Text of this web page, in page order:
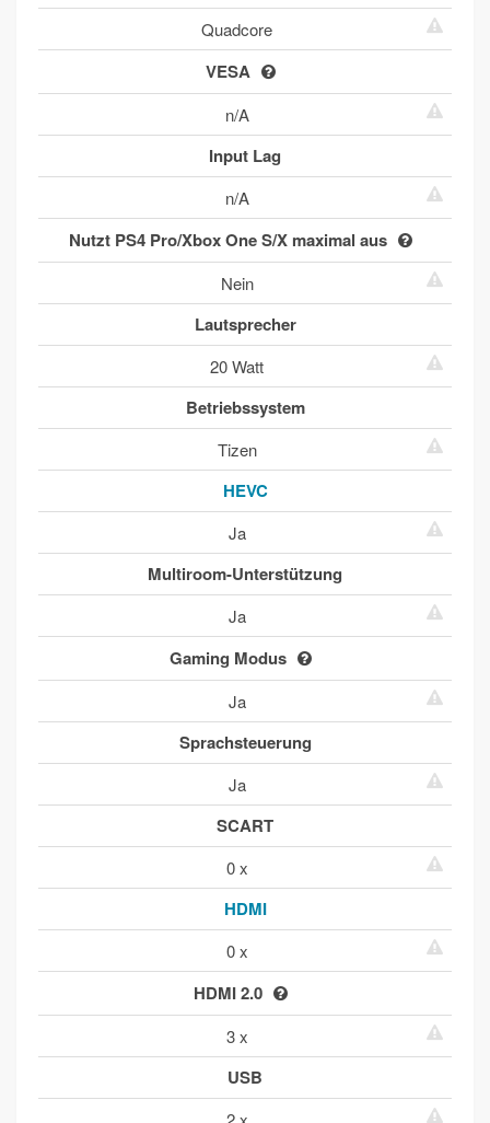
Quadcore
VESA
n/A
Input Lag
n/A
Nutzt PS4 Pro/Xbox One S/X maximal aus
Nein
Lautsprecher
20 Watt
Betriebssystem
Tizen
HEVC
Ja
Multiroom-Unterstützung
Ja
Gaming Modus
Ja
Sprachsteuerung
Ja
SCART
0 x
HDMI
0 x
HDMI 2.0
3 x
USB